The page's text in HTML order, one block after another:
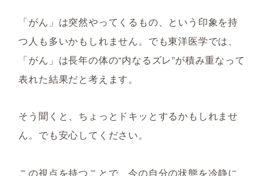
「がん」は突然やってくるもの、という印象を持
つ人も多いかもしれません。でも東洋医学では、
「がん」は長年の体の“内なるズレ”が積み重なって
表れた結果だと考えます。
そう聞くと、ちょっとドキッとするかもしれませ
ん。でも安心してください。
この視点を持つことで、今の自分の状態を冷静に